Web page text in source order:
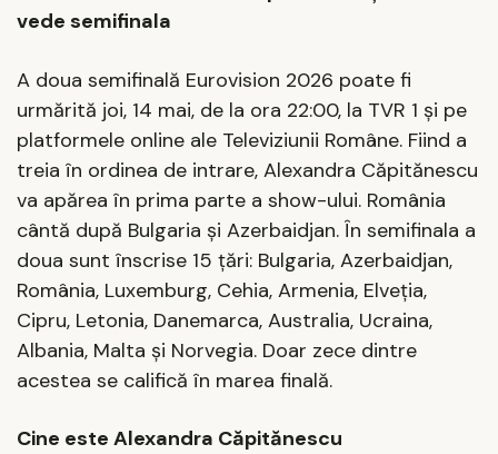
vede semifinala
A doua semifinală Eurovision 2026 poate fi
urmărită joi, 14 mai, de la ora 22:00, la TVR 1 și pe
platformele online ale Televiziunii Române. Fiind a
treia în ordinea de intrare, Alexandra Căpitănescu
va apărea în prima parte a show-ului. România
cântă după Bulgaria și Azerbaidjan. În semifinala a
doua sunt înscrise 15 țări: Bulgaria, Azerbaidjan,
România, Luxemburg, Cehia, Armenia, Elveția,
Cipru, Letonia, Danemarca, Australia, Ucraina,
Albania, Malta și Norvegia. Doar zece dintre
acestea se califică în marea finală.
Cine este Alexandra Căpitănescu